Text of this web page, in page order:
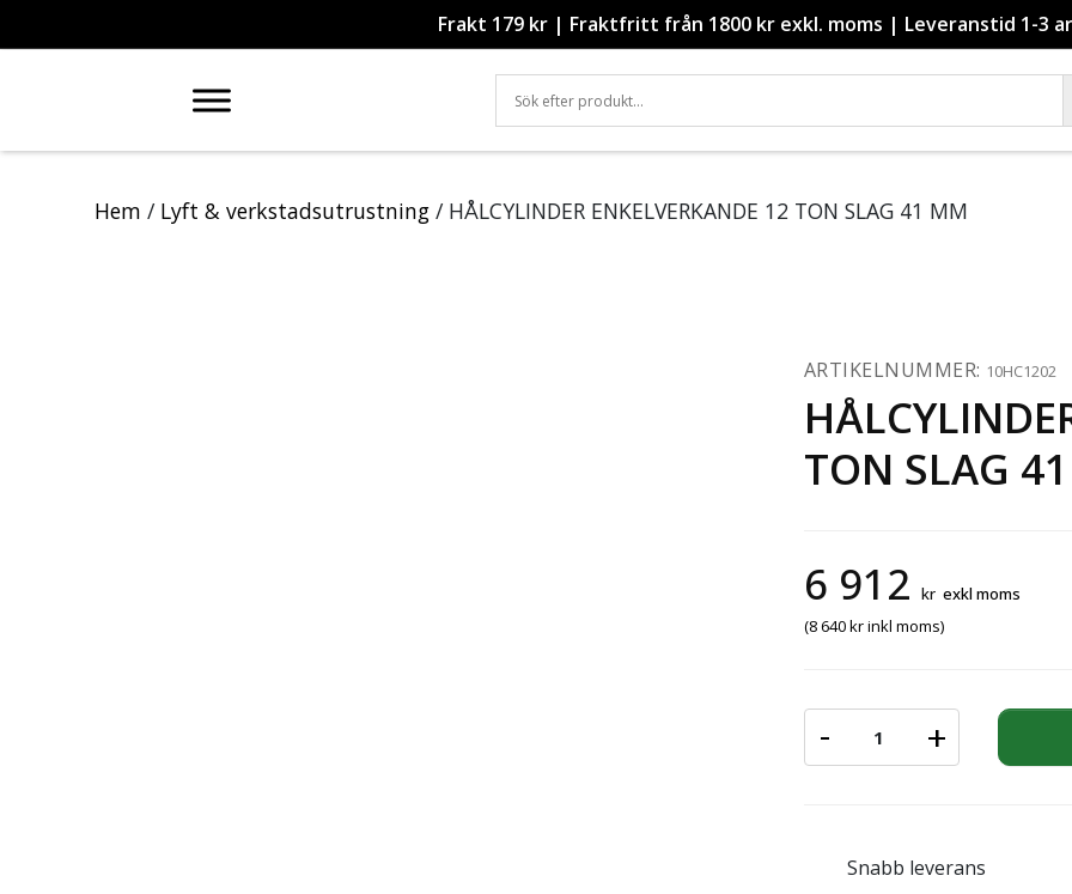
Frakt 179 kr | Fraktfritt från 1800 kr exkl. moms | Leveranstid 1-3
Hem / Lyft & verkstadsutrustning / HÅLCYLINDER ENKELVERKANDE 12 TON SLAG 41 MM
ARTIKELNUMMER: 10HC1202
TON SLAG
6 912 kr exkl moms
(8 640krinkl moms)
- HÅLCYLINDER
+
Snabb leverans